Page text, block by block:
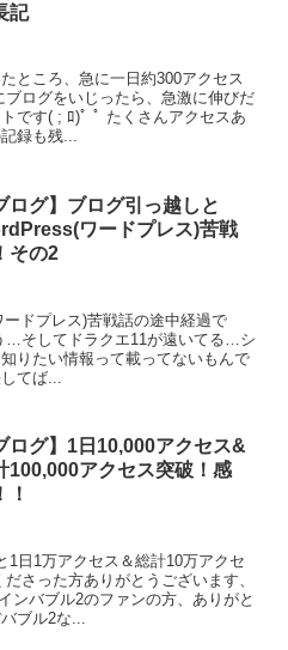
記
ところ、急に一日約300アクセス
ログをいじったら、急激に伸びだ
です( ; ﾛ)ﾟ ﾟ たくさんアクセスあ
録も残...
ログ】ブログ引っ越しと
ワードプレス)苦戦
その2
ドプレス)苦戦話の途中経過で
…そしてドラクエ11が遠いてる…シ
りたい情報って載ってないもんで
てば...
ログ】1日10,000アクセス&
100,000アクセス突破！感
！
1日1万アクセス＆総計10万アクセ
さった方ありがとうございます、
ンバブル2のファンの方、ありがと
ブル2な...